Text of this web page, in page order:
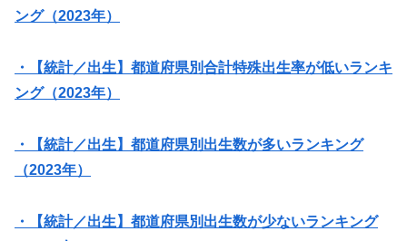
ング（2023年）
・【統計／出生】都道府県別合計特殊出生率が低いランキ
ング（2023年）
・【統計／出生】都道府県別出生数が多いランキング
（2023年）
・【統計／出生】都道府県別出生数が少ないランキング